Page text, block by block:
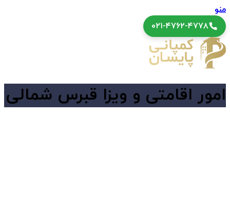
منو
۰۲۱-۴۷۶۲-۴۷۷۸
امور اقامتی و ویزا قبرس شمالی